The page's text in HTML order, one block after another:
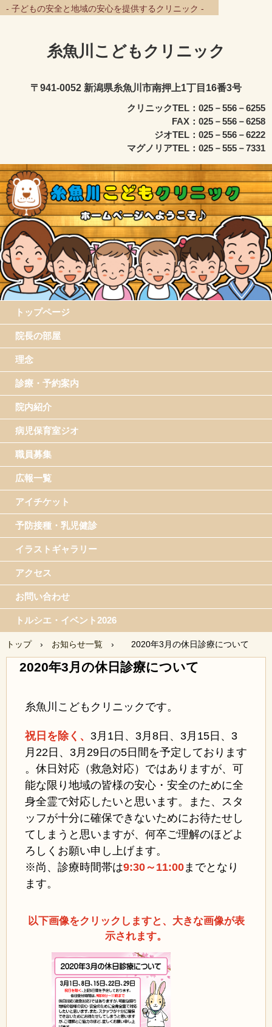
- 子どもの安全と地域の安心を提供するクリニック -
糸魚川こどもクリニック
〒941-0052 新潟県糸魚川市南押上1丁目16番3号
クリニックTEL：025－556－6255
FAX：025－556－6258
ジオTEL：025－556－6222
マグノリアTEL：025－555－7331
トップページ
院長の部屋
理念
診療・予約案内
院内紹介
病児保育室ジオ
職員募集
広報一覧
アイチケット
予防接種・乳児健診
イラストギャラリー
アクセス
お問い合わせ
トルシエ・イベント2026
トップ › お知らせ一覧 › 2020年3月の休日診療について
2020年3月の休日診療について
糸魚川こどもクリニックです。
祝日を除く、 3月1日、3月8日、3月15日、3
月22日、3月29日の5日間を予定しております
。休日対応（救急対応）ではありますが、可
能な限り地域の皆様の安心・安全のために全
身全霊で対応したいと思います。また、スタ
ッフが十分に確保できないためにお待たせし
てしまうと思いますが、何卒ご理解のほどよ
ろしくお願い申し上げます。
※尚、診療時間帯は9:30～11:00までとなり
ます。
以下画像をクリックしますと、大きな画像が表
示されます。